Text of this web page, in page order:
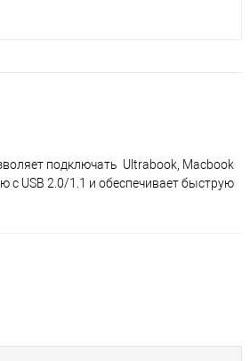
подключать Ultrabook, Maсbook
с USB 2.0/1.1 и обеспечивает быструю